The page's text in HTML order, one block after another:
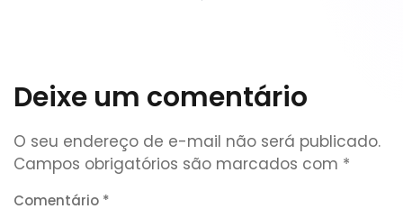
Deixe um comentário
O seu endereço de e-mail não será publicado.
Campos obrigatórios são marcados com *
Comentário *